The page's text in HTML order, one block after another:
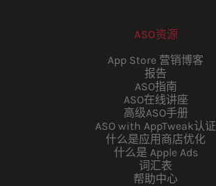
ASO资源
App Store 营销博客
报告
ASO指南
ASO在线讲座
高级ASO手册
ASO with AppTweak认证
什么是应用商店优化
什么是 Apple Ads
词汇表
帮助中心